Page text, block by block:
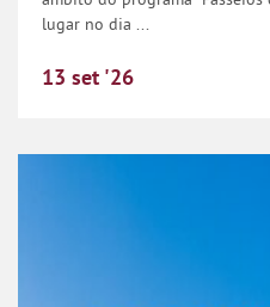
lugar no dia ...
13 set '26